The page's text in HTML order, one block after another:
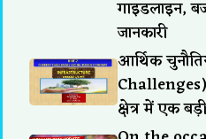
गाइडलाइन,
जानकारी
आर्थिक
क्षेत्र में एक